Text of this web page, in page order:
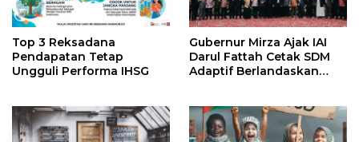
Top 3 Reksadana
Pendapatan Tetap
Ungguli Performa IHSG
Gubernur Mirza Ajak IAI
Darul Fattah Cetak SDM
Adaptif Berlandaskan